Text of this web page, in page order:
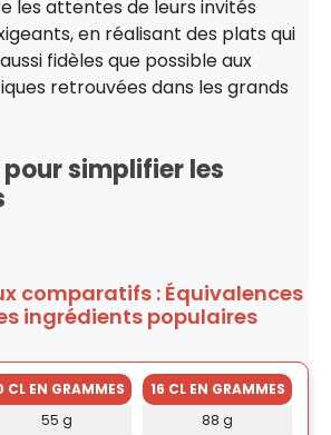
les attentes de leurs invités
en réalisant des plats qui
fidèles que possible aux
retrouvées dans les grands
simplifier les
comparatifs : Équivalences
ingrédients populaires
CL EN GRAMMES
16 CL EN GRAMMES
55 g
88 g